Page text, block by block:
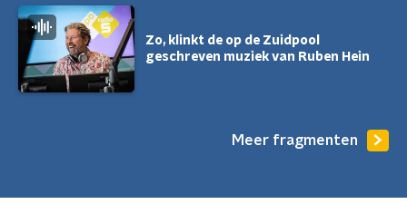
Zo, klinkt de op de Zuidpool
geschreven muziek van Ruben Hein
Meer fragmenten